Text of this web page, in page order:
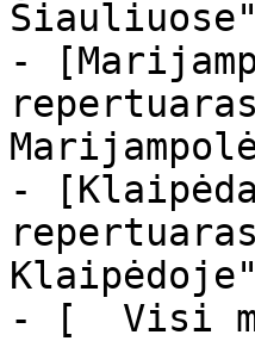
-
-
- [  Visi